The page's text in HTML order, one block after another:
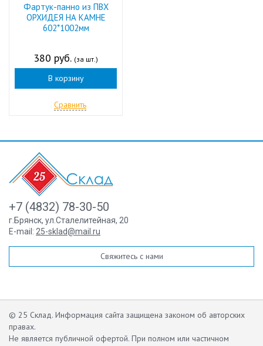
Фартук-панно из ПВХ
ОРХИДЕЯ НА КАМНЕ
602*1002мм
380 руб. (за шт.)
В корзину
Сравнить
+7 (4832) 78-30-50
г.Брянск, ул.Сталелитейная, 20
E-mail: 25-sklad@mail.ru
Свяжитесь с нами
© 25 Склад. Информация сайта защищена законом об авторских
правах.
Не является публичной офертой. При полном или частичном